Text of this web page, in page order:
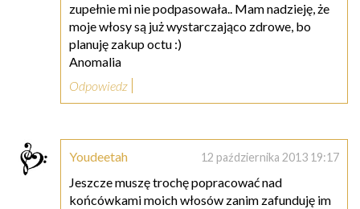
zupełnie mi nie podpasowała.. Mam nadzieję, że
moje włosy są już wystarczająco zdrowe, bo
planuję zakup octu :)
Anomalia
Odpowiedz
Youdeetah 12 października 2013 19:17
Jeszcze muszę trochę popracować nad
końcówkami moich włosów zanim zafunduję im